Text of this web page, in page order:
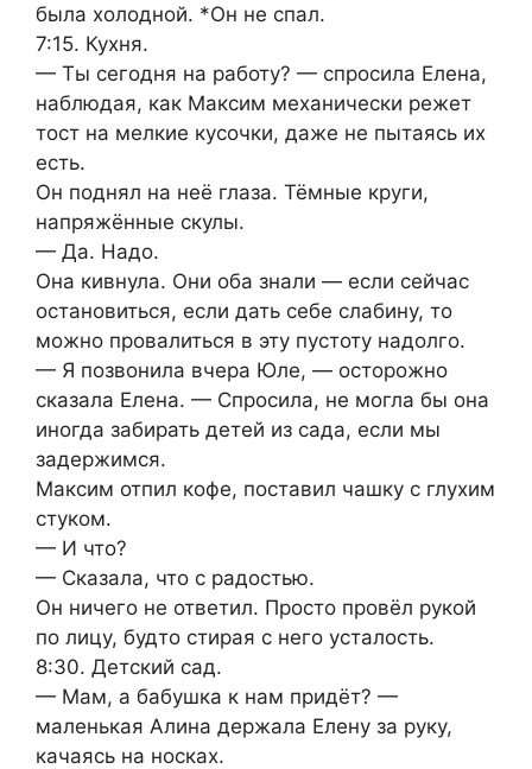
была холодной. *Он не спал.
7:15. Кухня.
— Ты сегодня на работу? — спросила Елена,
наблюдая, как Максим механически режет
тост на мелкие кусочки, даже не пытаясь их
есть.
Он поднял на неё глаза. Тёмные круги,
напряжённые скулы.
— Да. Надо.
Она кивнула. Они оба знали — если сейчас
остановиться, если дать себе слабину, то
можно провалиться в эту пустоту надолго.
— Я позвонила вчера Юле, — осторожно
сказала Елена. — Спросила, не могла бы она
иногда забирать детей из сада, если мы
задержимся.
Максим отпил кофе, поставил чашку с глухим
стуком.
— И что?
— Сказала, что с радостью.
Он ничего не ответил. Просто провёл рукой
по лицу, будто стирая с него усталость.
8:30. Детский сад.
— Мам, а бабушка к нам придёт? —
маленькая Алина держала Елену за руку,
качаясь на носках.